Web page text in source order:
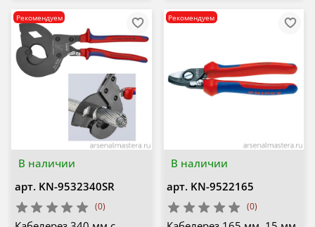
В наличии
Рекомендуем
арт. KN-9532340SR
(0)
В наличии
Рекомендуем
арт. KN-9522165
(0)